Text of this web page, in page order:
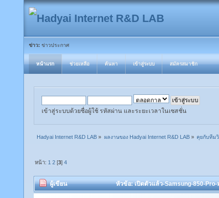
ข่าว: ข่าวประกาศ
หน้าแรก ช่วยเหลือ ค้นหา เข้าสู่ระบบ สมัครสมาชิก
เข้าสู่ระบบด้วยชื่อผู้ใช้ รหัสผ่าน และระยะเวลาในเซสชั่น
Hadyai Internet R&D LAB » ผลงานของ Hadyai Internet R&D LAB» คุยกับทีม
หน้า: 1 2 [3]4
ผู้เขียน หัวข้อ: เปิดตัวแล้ว-Samsung-850-